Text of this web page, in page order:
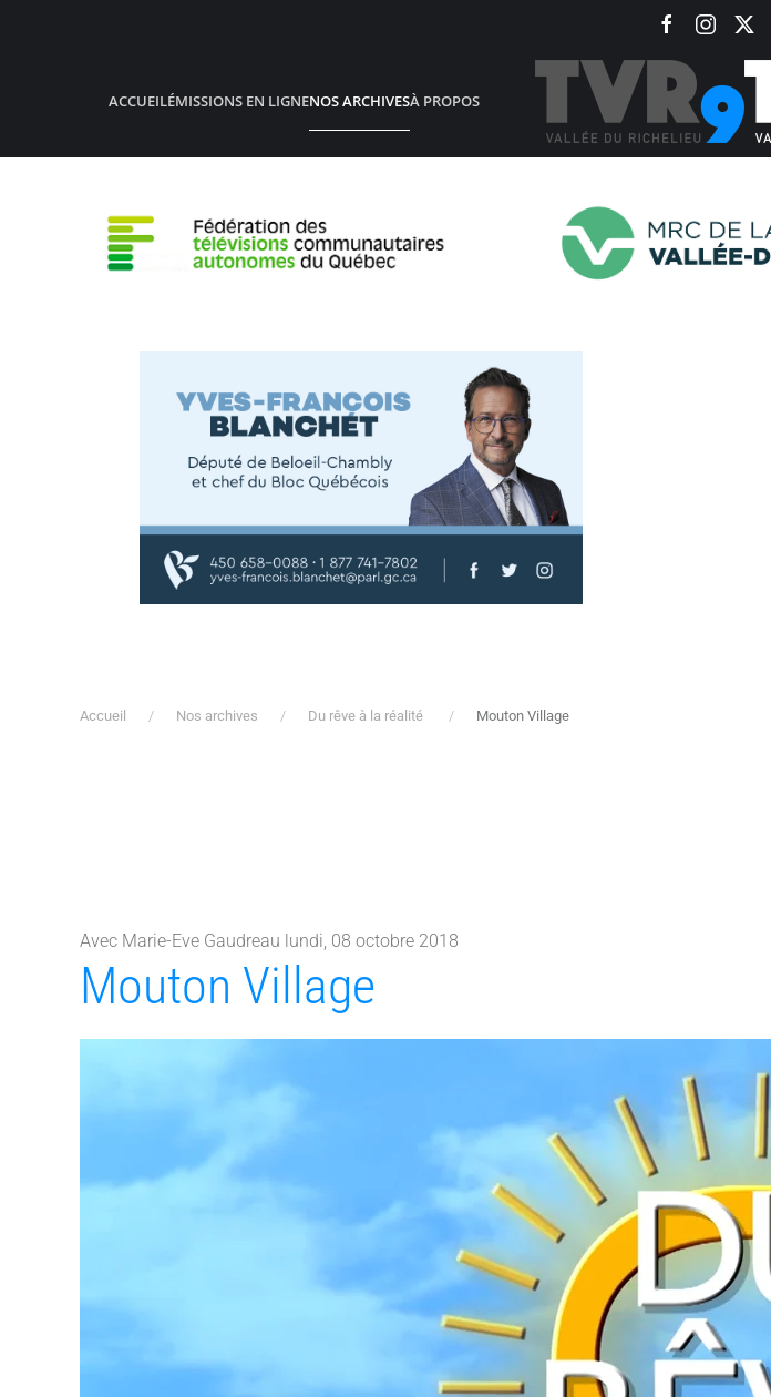
ACCUEILÉMISSIONS EN LIGNENOS ARCHIVESÀ PROPOS
Accueil Nos archives Du rêve à la réalité Mouton Village
Avec Marie-Eve Gaudreau lundi, 08 octobre 2018
Mouton Village